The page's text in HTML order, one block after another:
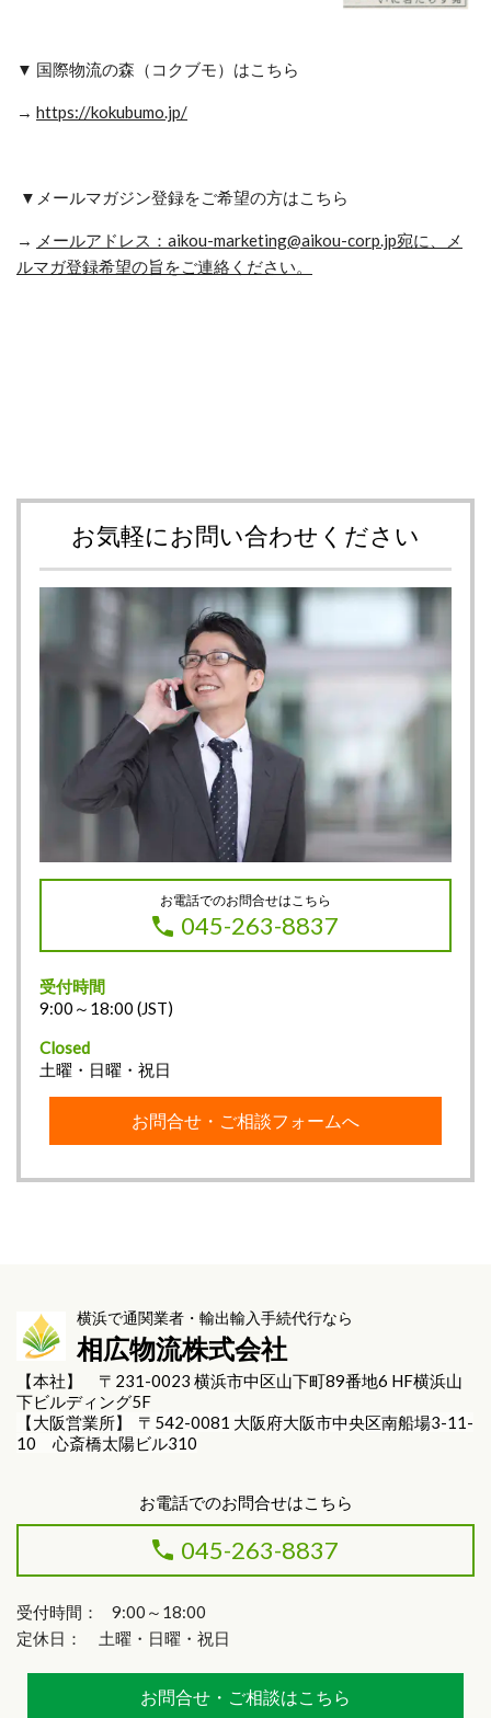
▼ 国際物流の森（コクブモ）はこちら
→ https://kokubumo.jp/
▼メールマガジン登録をご希望の方はこちら
→
メールアドレス：aikou-marketing@aikou-corp.jp宛に、メ
ルマガ登録希望の旨をご連絡ください。
お気軽にお問い合わせください
お電話でのお問合せはこちら
045-263-8837
受付時間
9:00～18:00 (JST)
Closed
土曜・日曜・祝日
お問合せ・ご相談フォームへ
横浜で通関業者・輸出輸入手続代行なら
相広物流株式会社
【本社】 〒231-0023 横浜市中区山下町89番地6 HF横浜山
下ビルディング5F
【大阪営業所】 〒542-0081 大阪府大阪市中央区南船場3-11-
10 心斎橋太陽ビル310
お電話でのお問合せはこちら
045-263-8837
受付時間： 9:00～18:00
定休日： 土曜・日曜・祝日
お問合せ・ご相談はこちら